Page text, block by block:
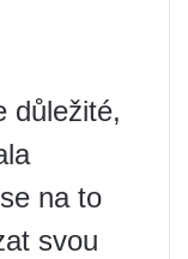
důležité,
na to
svou